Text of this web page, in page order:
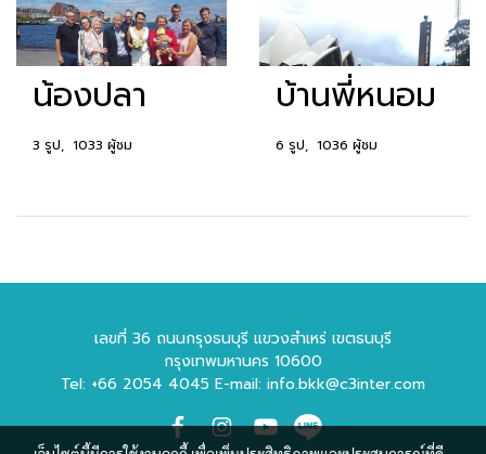
น้องปลา
3 รูป, 1033 ผู้ชม
บ้านพี่หนอม
6 รูป, 1036 ผู้ชม
เลขที่ 36 ถนนกรุงธนบุรี แขวงสำเหร่ เขตธนบุรี
กรุงเทพมหานคร 10600
Tel: +66 2054 4045 E-mail: info.bkk@c3inter.com